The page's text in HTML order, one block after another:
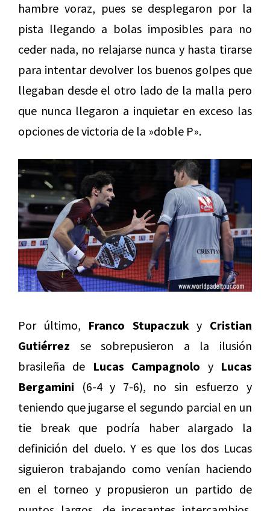
hambre voraz, pues se desplegaron por la
pista llegando a bolas imposibles para no
ceder nada, no relajarse nunca y hasta tirarse
para intentar devolver los buenos golpes que
llegaban desde el otro lado de la malla pero
que nunca llegaron a inquietar en exceso las
opciones de victoria de la »doble P».
Por último, Franco Stupaczuky Cristian
Gutiérrez se sobrepusieron a la ilusión
brasileña de Lucas Campagnolo y Lucas
Bergamini (6-4 y 7-6), no sin esfuerzo y
teniendo que jugarse el segundo parcial en un
tie break que podría haber alargado la
definición del duelo. Y es que los dos Lucas
siguieron trabajando como venían haciendo
en el torneo y propusieron un partido de